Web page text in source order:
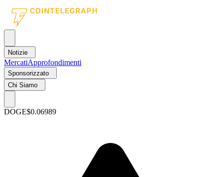
Notizie
MercatiApprofondimenti
Sponsorizzato
Chi Siamo
DOGE$0.06989